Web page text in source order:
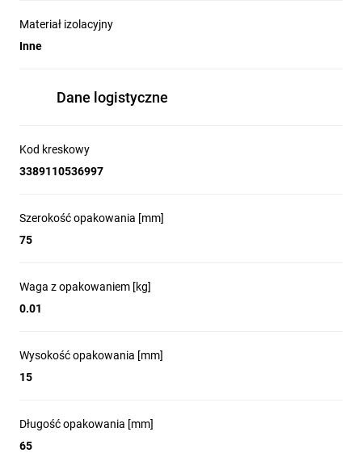
Materiał izolacyjny
Inne
Dane logistyczne
Kod kreskowy
3389110536997
Szerokość opakowania [mm]
75
Waga z opakowaniem [kg]
0.01
Wysokość opakowania [mm]
15
Długość opakowania [mm]
65